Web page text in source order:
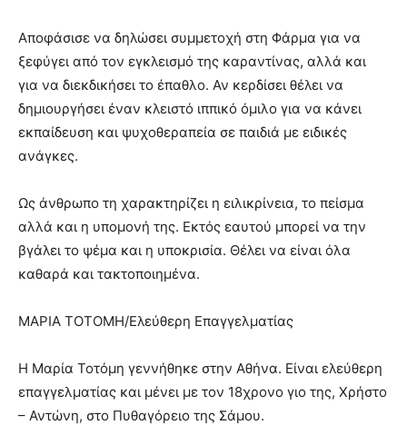
Αποφάσισε να δηλώσει συμμετοχή στη Φάρμα για να
ξεφύγει από τον εγκλεισμό της καραντίνας, αλλά και
για να διεκδικήσει το έπαθλο. Αν κερδίσει θέλει να
δημιουργήσει έναν κλειστό ιππικό όμιλο για να κάνει
εκπαίδευση και ψυχοθεραπεία σε παιδιά με ειδικές
ανάγκες.
Ως άνθρωπο τη χαρακτηρίζει η ειλικρίνεια, το πείσμα
αλλά και η υπομονή της. Εκτός εαυτού μπορεί να την
βγάλει το ψέμα και η υποκρισία. Θέλει να είναι όλα
καθαρά και τακτοποιημένα.
ΜΑΡΙΑ ΤΟΤΟΜΗ/Ελεύθερη Επαγγελματίας
Η Μαρία Τοτόμη γεννήθηκε στην Αθήνα. Είναι ελεύθερη
επαγγελματίας και μένει με τον 18χρονο γιο της, Χρήστο
– Αντώνη, στο Πυθαγόρειο της Σάμου.